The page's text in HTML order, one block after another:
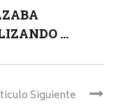
...
Siguiente